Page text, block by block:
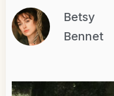
Betsy
Bennet